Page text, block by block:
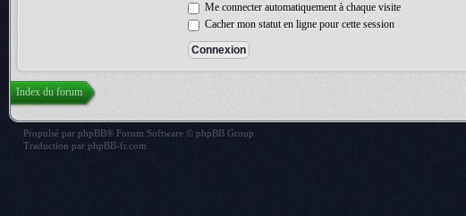
Me connecter automatiquement à chaque visite
Cacher mon statut en ligne pour cette session
Index du forum
Propulsé par phpBB® Forum Software © phpBB Group
Traduction par phpBB-fr.com